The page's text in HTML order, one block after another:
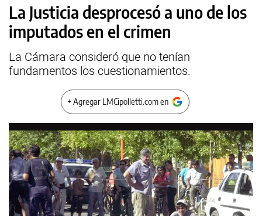
La Justicia desprocesó a uno de los
imputados en el crimen
La Cámara consideró que no tenían
fundamentos los cuestionamientos.
+ Agregar LMCipolletti.com en